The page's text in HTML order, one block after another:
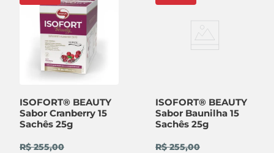
ISOFORT® BEAUTY
Sabor Cranberry 15
Sachês 25g
R$ 255,00
ISOFORT® BEAUTY
Sabor Baunilha 15
Sachês 25g
R$ 255,00